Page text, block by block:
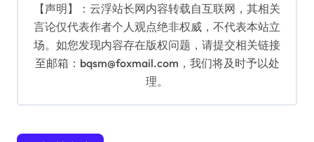
【声明】：云浮站长网内容转载自互联网，其相关
言论仅代表作者个人观点绝非权威，不代表本站立
场。如您发现内容存在版权问题，请提交相关链接
至邮箱：bqsm@foxmail.com，我们将及时予以处
理。